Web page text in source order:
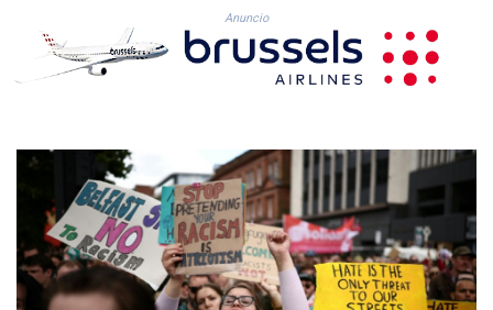
AZN 1.97002
BAM 1.955776
BBD 2.321671
BDT 142.688227
BMD 1.156136
BND 1.477082
BOB 13.69983
BRL 5.876989
BSD 1.152686
BTN 109.688637
BWP 15.558807
Anuncio